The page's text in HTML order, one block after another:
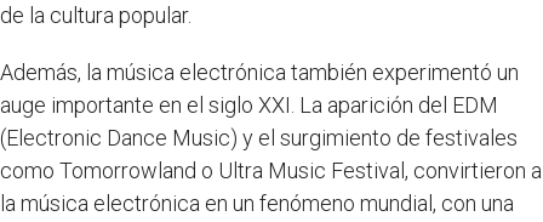
de la cultura popular.
Además, la música electrónica también experimentó un
auge importante en el siglo XXI. La aparición del EDM
(Electronic Dance Music) y el surgimiento de festivales
como Tomorrowland o Ultra Music Festival, convirtieron a
la música electrónica en un fenómeno mundial, con una